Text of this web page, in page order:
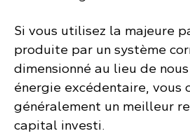
Si vous utilisez la majeure
produite par un système
dimensionné au lieu de
énergie excédentaire, vous
généralement un meilleur
capital investi.